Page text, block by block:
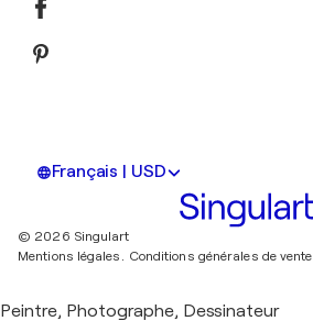
Français | USD
© 2026 Singulart
Mentions légales. Conditions générales de vente
Peintre, Photographe, Dessinateur